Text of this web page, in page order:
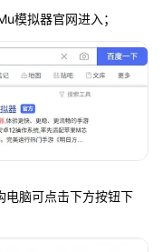
模拟器官网进入；
电脑可点击下方按钮下